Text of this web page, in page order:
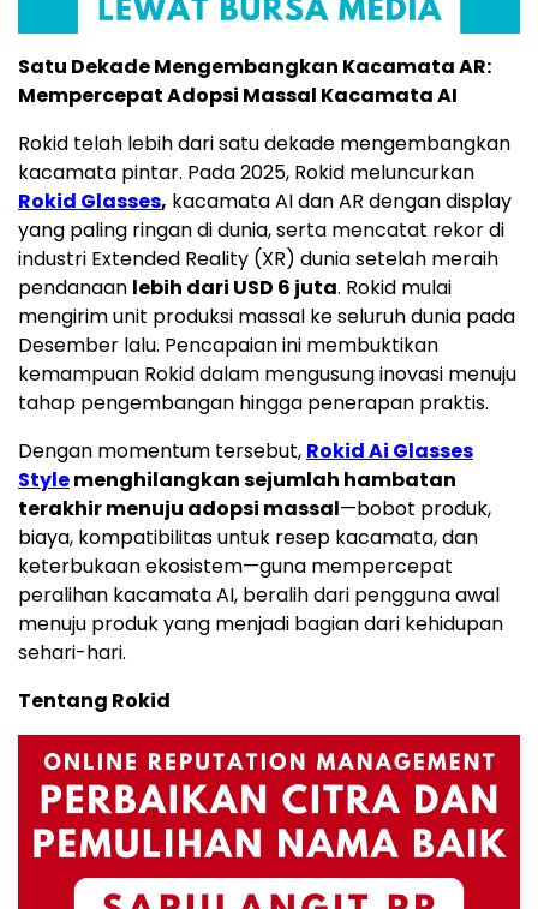
Satu Dekade Mengembangkan Kacamata AR:
Mempercepat Adopsi Massal Kacamata AI
Rokid telah lebih dari satu dekade mengembangkan
kacamata pintar. Pada 2025, Rokid meluncurkan
Rokid Glasses, kacamata AI dan AR dengan display
yang paling ringan di dunia, serta mencatat rekor di
industri Extended Reality (XR) dunia setelah meraih
pendanaan lebih dari USD 6 juta. Rokid mulai
mengirim unit produksi massal ke seluruh dunia pada
Desember lalu. Pencapaian ini membuktikan
kemampuan Rokid dalam mengusung inovasi menuju
tahap pengembangan hingga penerapan praktis.
Dengan momentum tersebut, Rokid Ai Glasses
Stylemenghilangkan sejumlah hambatan
terakhir menuju adopsi massal—bobot produk,
biaya, kompatibilitas untuk resep kacamata, dan
keterbukaan ekosistem—guna mempercepat
peralihan kacamata AI, beralih dari pengguna awal
menuju produk yang menjadi bagian dari kehidupan
sehari-hari.
Tentang Rokid